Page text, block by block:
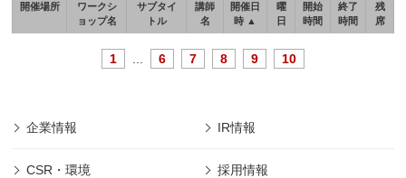
開催場所
ワークシ
ョップ名
サブタイ
トル
講師
名
開催日
時 ▲
曜
日
開始
時間
終了
時間
残
席
1 6 7 8 9 10
企業情報 IR情報
CSR・環境 採用情報